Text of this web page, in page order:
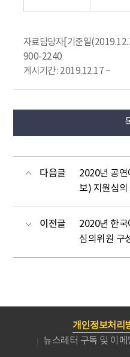
자료담당자[기준일
900-2240
게시기간 : 2019.12.17 ~
다음글
2020년 공
보) 지원심
이전글
2020년 한
심의위원 구
개인정보처리
뉴스레터 구독 및 이